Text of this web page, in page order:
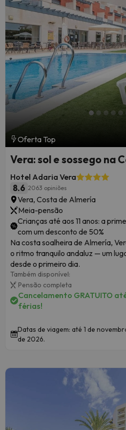
Oferta Top
Vera: sol e sossego na
Hotel Adaria Vera
8.6 2063 opiniões
Vera, Costa de Almería
Meia-pensão
Crianças até aos 11 anos: a
com um desconto de 50%
Na costa soalheira de Almería,
o ritmo tranquilo andaluz — um
desde o primeiro dia.
Também disponível:
Pensão completa
Cancelamento GRATUITO
férias!
Datas de viagem: até 1 de
de 2026.